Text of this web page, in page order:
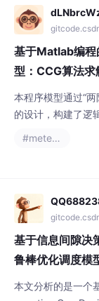
建立多特征输入单
型。海鸥算法SOA
率，正则化系数，
优，然后建
基于Matlab编程
型：CCG算法
置信区间约束
本程序模型通过“
的设计，构建了逻
解器开发（如
合能源系统的高效
支撑。两阶段鲁棒
#metersphere
基于信息间隙决
鲁棒优化调度模
本文分析的是一个